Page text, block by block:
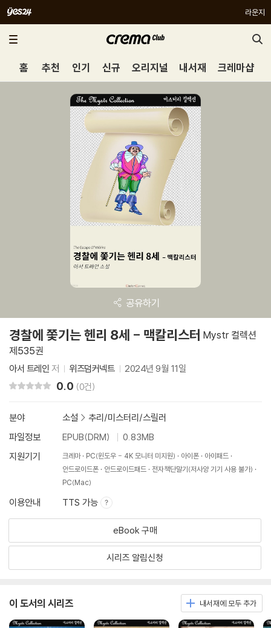
라운지
홈 추천 인기 신규 오리지널 내서재 크레마샵
공유하기
경찰에 쫓기는 헨리 8세 - 맥칼리스터 Mystr 컬렉션
제535권
아서 트레인 저 위즈덤커넥트 2024년 9월 11일
0.0 (0건)
분야 소설 > 추리/미스터리/스릴러
파일정보
EPUB(DRM)
0.83MB
지원기기
크레마 PC(윈도우 - 4K 모니터 미지원) 아이폰
아이패드
안드로이드폰
안드로이드패드
전자책단말기(저사양 기기 사용 불가)
PC(Mac)
이용안내 TTS 가능
eBook 구매
시리즈 알림신청
이 도서의 시리즈 내서재에 모두 추가